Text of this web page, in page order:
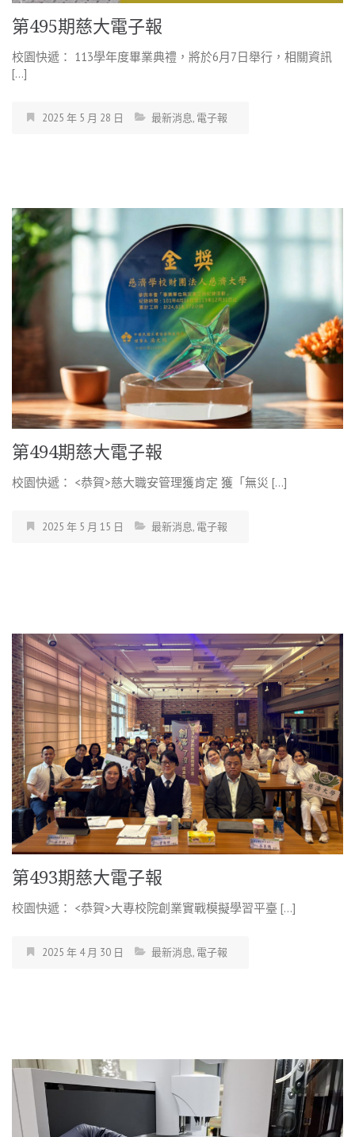
第495期慈大電子報
校園快遞： 113學年度畢業典禮，將於6月7日舉行，相關資訊
[…]
2025 年 5 月 28 日 最新消息, 電子報
第494期慈大電子報
校園快遞： <恭賀>慈大職安管理獲肯定 獲「無災 […]
2025 年 5 月 15 日 最新消息, 電子報
第493期慈大電子報
校園快遞： <恭賀>大專校院創業實戰模擬學習平臺 […]
2025 年 4 月 30 日 最新消息, 電子報